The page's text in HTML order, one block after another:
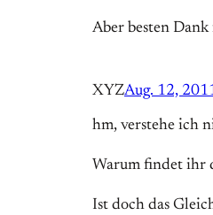
Aber besten
XYZAug. 12,
hm, verstehe ich
Warum findet ihr
Ist doch das